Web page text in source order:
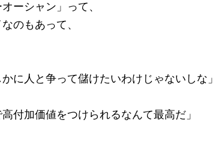
ーシャン」って、
のもあって、
かに人と争って儲けたいわけじゃないしな」
高付加価値をつけられるなんて最高だ」